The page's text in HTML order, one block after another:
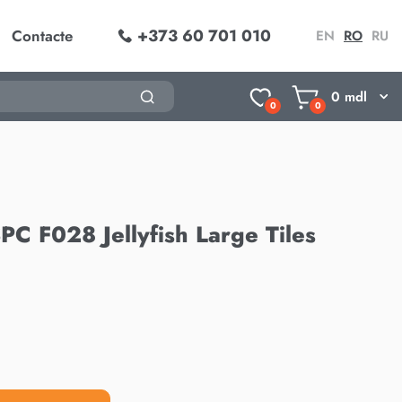
Contacte +373 60 701 010 EN RO RU
0 0 0 mdl
F028 Jellyfish Large Tiles